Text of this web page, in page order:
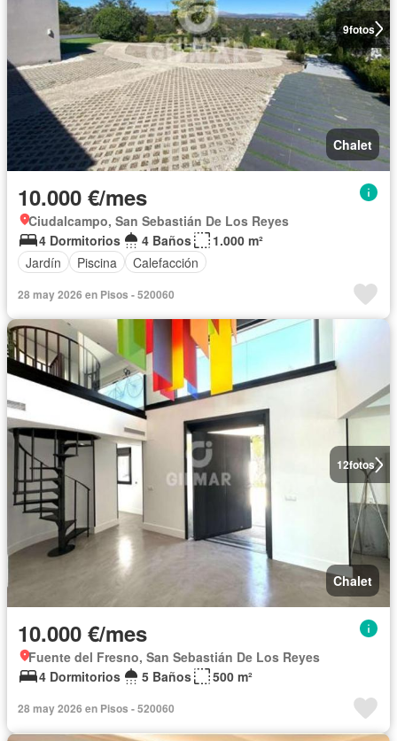
9fotos
Chalet
10.000 €/mes
Ciudalcampo, San Sebastián De Los Reyes
4 Dormitorios
4 Baños
1.000 m²
Jardín
Piscina Calefacción
28 may 2026 en Pisos - 520060
12fotos
Chalet
10.000 €/mes
Fuente del Fresno, San Sebastián De Los Reyes
4 Dormitorios
5 Baños 500 m²
28 may 2026 en Pisos - 520060